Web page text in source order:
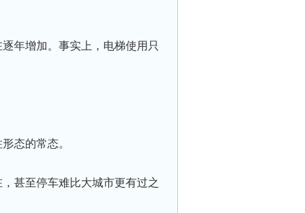
年增加。事实上，电梯使用只
态的常态。
甚至停⻋难比大城市更有过之